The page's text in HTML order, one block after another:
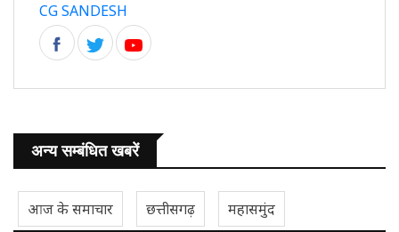
CG SANDESH
अन्य सम्बंधित खबरें
आज के समाचार छत्तीसगढ़ महासमुंद